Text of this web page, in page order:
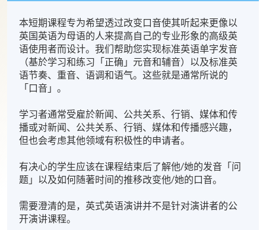
本短期课程专为希望透过改变口音使其听起来更像以
英国英语为母语的人来提高自己的专业形象的高级英
语使用者而设计。我们帮助您实现标准英语单字发音
（基於学习和练习「正确」元音和辅音）以及标准英
语节奏、重音、语调和语气。这些就是通常所说的
「口音」。
学习者通常受雇於新闻、公共关系、行销、媒体和传
播或对新闻、公共关系、行销、媒体和传播感兴趣，
但也会考虑其他领域有积极性的申请者。
有决心的学生应该在课程结束后了解他/她的发音「问
题」以及如何随著时间的推移改变他/她的口音。
需要澄清的是，英式英语演讲并不是针对演讲者的公
开演讲课程。